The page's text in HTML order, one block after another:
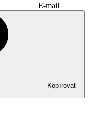
E-mail
Kopírovať